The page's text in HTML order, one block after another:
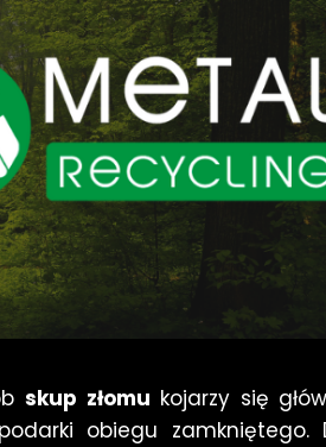
skup złomu kojarzy się
obiegu zamkniętego.